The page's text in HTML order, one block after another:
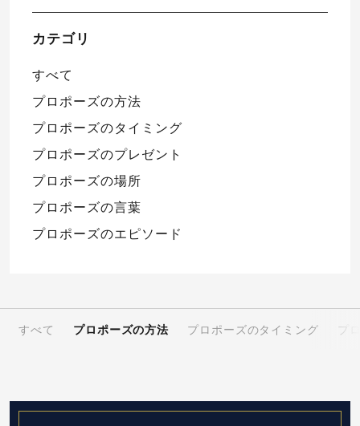
カテゴリ
すべて
プロポーズの方法
プロポーズのタイミング
プロポーズのプレゼント
プロポーズの場所
プロポーズの言葉
プロポーズのエピソード
すべて プロポーズの方法 プロポーズのタイミング プ